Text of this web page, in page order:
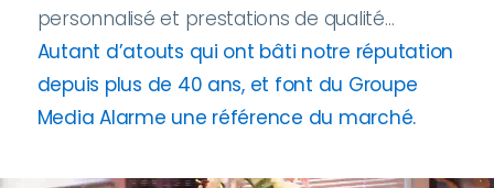
personnalisé et prestations de qualité…
Autant d’atouts qui ont bâti notre réputation
depuis plus de 40 ans, et font du Groupe
Media Alarme une référence du marché.